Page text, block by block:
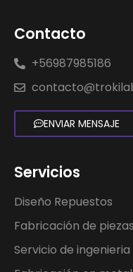
Contacto
+56987985186
ENVIAR MENSAJE
Servicios
Diseño Repuestos
Fabricación de piezas
Servicio de ingenieria